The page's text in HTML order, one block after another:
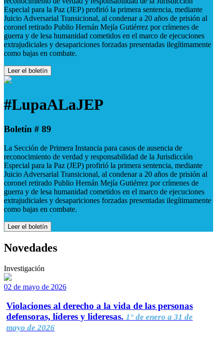
Especial para la Paz (JEP) profirió la primera sentencia, mediante
Juicio Adversarial Transicional, al condenar a 20 años de prisión al
coronel retirado Publio Hernán Mejía Gutiérrez por crímenes de
guerra y de lesa humanidad cometidos en el marco de ejecuciones
extrajudiciales y desapariciones forzadas presentadas ilegítimamente
como bajas en combate.
Leer el boletín
#LupaALaJEP
Boletín # 89
La Sección de Primera Instancia para casos de ausencia de
reconocimiento de verdad y responsabilidad de la Jurisdicción
Especial para la Paz (JEP) profirió la primera sentencia, mediante
Juicio Adversarial Transicional, al condenar a 20 años de prisión al
coronel retirado Publio Hernán Mejía Gutiérrez por crímenes de
guerra y de lesa humanidad cometidos en el marco de ejecuciones
extrajudiciales y desapariciones forzadas presentadas ilegítimamente
como bajas en combate.
Leer el boletín
Novedades
Investigación
02 de mayo de 2026
Violaciones al derecho a la vida de las personas
defensoras, líderes y lideresas. 1° de enero a 31 de
mayo de 2026